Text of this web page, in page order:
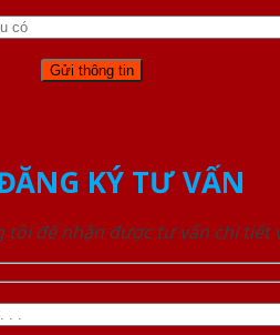
KÝ TƯ VẤN
tôi để nhận được tư vấn chi tiết